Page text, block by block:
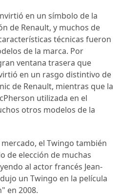
en un símbolo de la
de Renault, y muchos de
técnicas fueron
de la marca. Por
ventana trasera que
en un rasgo distintivo de
de Renault, mientras que la
utilizada en el
otros modelos de la
el Twingo también
de elección de muchas
al actor francés Jean-
un Twingo en la película
en 2008.